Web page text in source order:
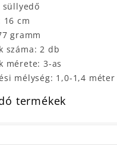
süllyedő
16 cm
gramm
száma: 2 db
mérete: 3-as
mélység: 1,0-1,4 méter
termékek